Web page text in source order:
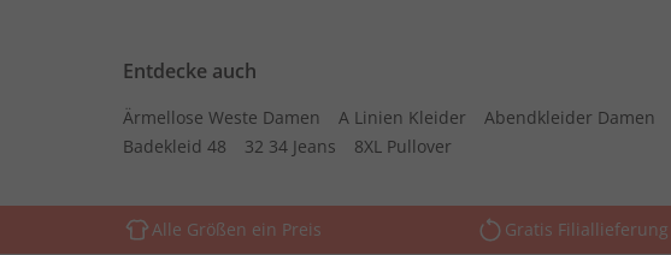
Entdecke auch
Ärmellose Weste Damen A Linien Kleider Abendkleider Damen
Badekleid 48
32 34 Jeans 8XL Pullover
Alle Größen ein Preis Gratis Filiallieferung